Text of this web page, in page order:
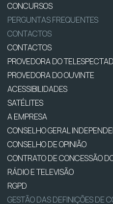
CONCURSOS
PERGUNTAS FREQUENTES
CONTACTOS
CONTACTOS
PROVEDORA DO
PROVEDORA DO OUVINTE
ACESSIBILIDADES
SATÉLITES
A EMPRESA
CONSELHO GERAL
CONSELHO DE OPINIÃO
CONTRATO DE CONCESSÃO
RÁDIO E TELEVISÃO
RGPD
GESTÃO DAS DEFINIÇÕES DE